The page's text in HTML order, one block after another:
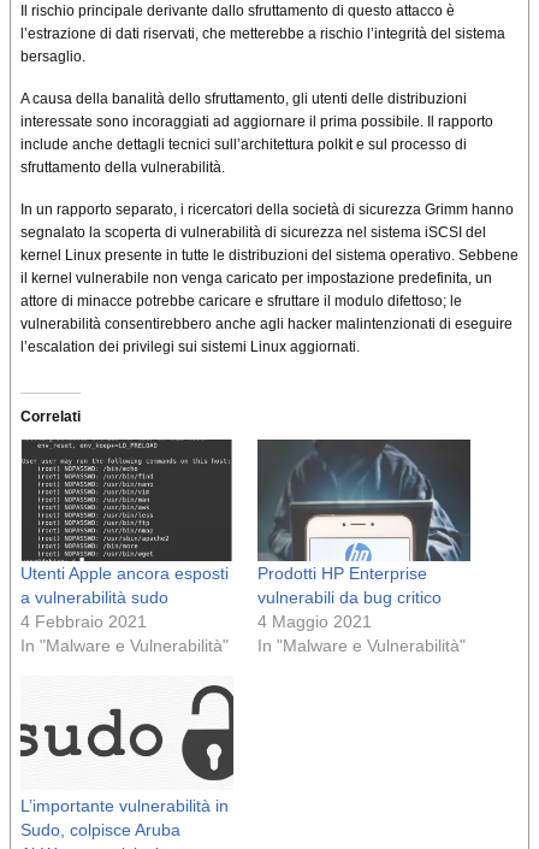
Il rischio principale derivante dallo sfruttamento di questo attacco è
l’estrazione di dati riservati, che metterebbe a rischio l’integrità del sistema
bersaglio.
A causa della banalità dello sfruttamento, gli utenti delle distribuzioni
interessate sono incoraggiati ad aggiornare il prima possibile. Il rapporto
include anche dettagli tecnici sull’architettura polkit e sul processo di
sfruttamento della vulnerabilità.
In un rapporto separato, i ricercatori della società di sicurezza Grimm hanno
segnalato la scoperta di vulnerabilità di sicurezza nel sistema iSCSI del
kernel Linux presente in tutte le distribuzioni del sistema operativo. Sebbene
il kernel vulnerabile non venga caricato per impostazione predefinita, un
attore di minacce potrebbe caricare e sfruttare il modulo difettoso; le
vulnerabilità consentirebbero anche agli hacker malintenzionati di eseguire
l’escalation dei privilegi sui sistemi Linux aggiornati.
Correlati
Utenti Apple ancora esposti
a vulnerabilità sudo
4 Febbraio 2021
In "Malware e Vulnerabilità"
Prodotti HP Enterprise
vulnerabili da bug critico
4 Maggio 2021
In "Malware e Vulnerabilità"
L’importante vulnerabilità in
Sudo, colpisce Aruba